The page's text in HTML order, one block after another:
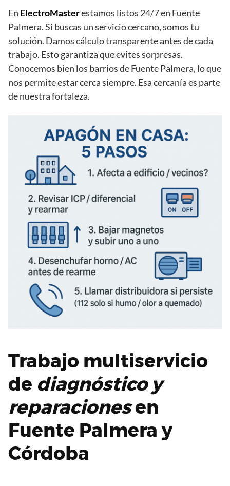
En ElectroMasterestamos listos 24/7 en Fuente
Palmera. Si buscas un servicio cercano, somos tu
solución. Damos cálculo transparente antes de cada
trabajo. Esto garantiza que evites sorpresas.
Conocemos bien los barrios de Fuente Palmera, lo que
nos permite estar cerca siempre. Esa cercanía es parte
de nuestra fortaleza.
Trabajo multiservicio
de diagnóstico y
reparacionesen
Fuente Palmera y
Córdoba